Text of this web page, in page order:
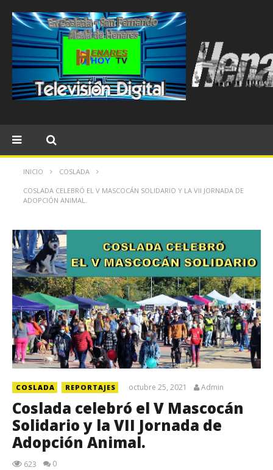
INICIO COSLADA
COSLADA CELEBRÓ EL V MASCOCÁN SOLIDARIO Y LA VII JORNADA DE
ADOPCIÓN ANIMAL.
COSLADA REPORTAJES octubre 25, 2021 Admin
Coslada celebró el V Mascocán
Solidario y la VII Jornada de
Adopción Animal.
623 0